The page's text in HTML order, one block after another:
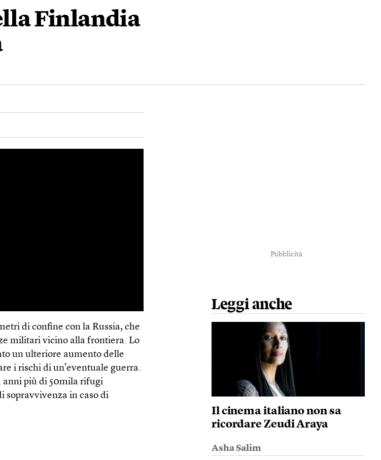
Finlandia
di confine con la Russia, che
militari vicino alla frontiera. Lo
un ulteriore aumento delle
i rischi di un’eventuale guerra.
anni più di 50mila rifugi
sopravvivenza in caso di
Pubblicità
Leggi anche
Il cinema italiano non sa
ricordare Zeudi Araya
Asha Salim